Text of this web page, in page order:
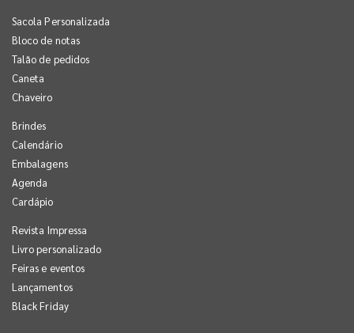
Sacola Personalizada
Bloco de notas
Talão de pedidos
Caneta
Chaveiro
Brindes
Calendário
Embalagens
Agenda
Cardápio
Revista Impressa
Livro personalizado
Feiras e eventos
Lançamentos
Black Friday